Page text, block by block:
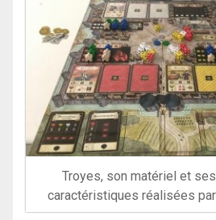
Troyes, son matériel et
caractéristiques réalisées